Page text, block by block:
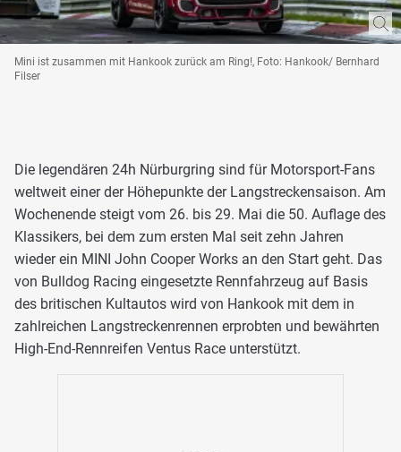
Mini ist zusammen mit Hankook zurück am Ring!, Foto: Hankook/ Bernhard
Filser
Die legendären 24h Nürburgring sind für Motorsport-Fans
weltweit einer der Höhepunkte der Langstreckensaison. Am
Wochenende steigt vom 26. bis 29. Mai die 50. Auflage des
Klassikers, bei dem zum ersten Mal seit zehn Jahren
wieder ein MINI John Cooper Works an den Start geht. Das
von Bulldog Racing eingesetzte Rennfahrzeug auf Basis
des britischen Kultautos wird von Hankook mit dem in
zahlreichen Langstreckenrennen erprobten und bewährten
High-End-Rennreifen Ventus Race unterstützt.